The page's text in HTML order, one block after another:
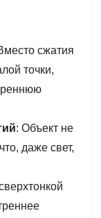
сжатия
точки,
: Объект не
даже свет,